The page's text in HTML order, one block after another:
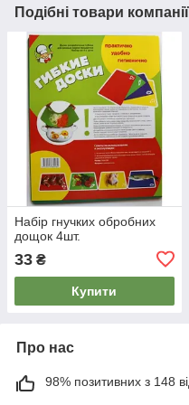
Подібні товари компанії
Набір гнучких обробних
дощок 4шт.
33 ₴
Купити
Про нас
98% позитивних з 148